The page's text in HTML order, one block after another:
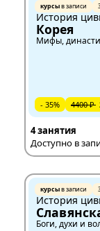
курсыв записи
История
Корея
Мифы,
- 35% 4400 ₽
4 занятия
Доступно в
курсыв записи
История
Боги, духи и